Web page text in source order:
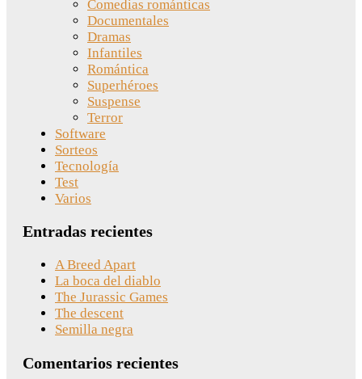
Comedias románticas
Documentales
Dramas
Infantiles
Romántica
Superhéroes
Suspense
Terror
Software
Sorteos
Tecnología
Test
Varios
Entradas recientes
A Breed Apart
La boca del diablo
The Jurassic Games
The descent
Semilla negra
Comentarios recientes